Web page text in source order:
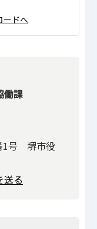
ードへ
課
1号 堺市役
送る